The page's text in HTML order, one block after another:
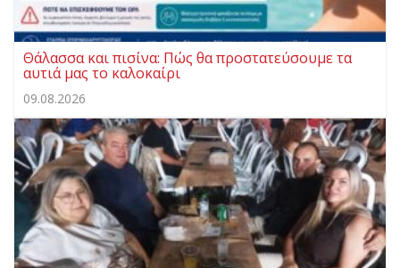
Θάλασσα και πισίνα: Πώς θα προστατεύσουμε τα
αυτιά μας το καλοκαίρι
09.08.2026